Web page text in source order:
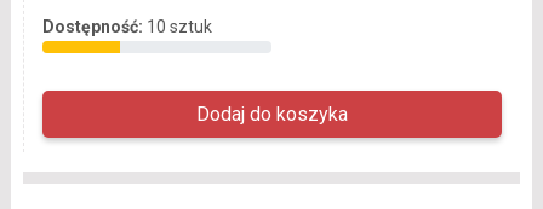
Dostępność: 10 sztuk